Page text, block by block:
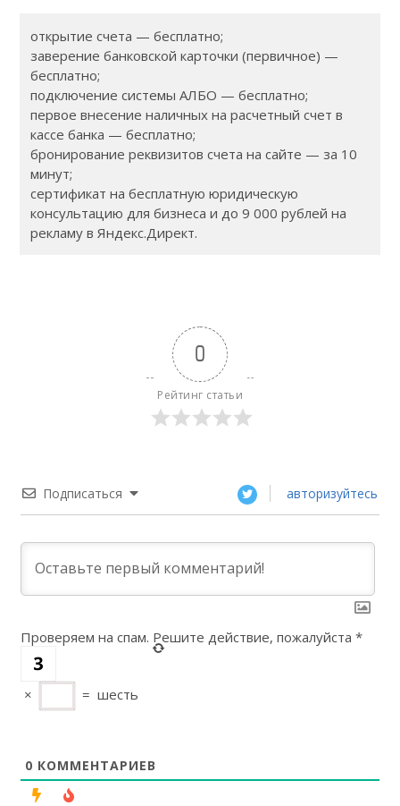
открытие счета — бесплатно;
заверение банковской карточки (первичное) —
бесплатно;
подключение системы АЛБО — бесплатно;
первое внесение наличных на расчетный счет в
кассе банка — бесплатно;
бронирование реквизитов счета на сайте — за 10
минут;
сертификат на бесплатную юридическую
консультацию для бизнеса и до 9 000 рублей на
рекламу в Яндекс.Директ.
0
Рейтинг статьи
Подписаться авторизуйтесь
Проверяем на спам. Решите действие, пожалуйста *
× = шесть
0 КОММЕНТАРИЕВ